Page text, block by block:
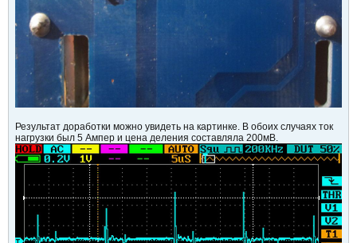
Результат доработки можно увидеть на картинке. В обоих случаях ток
нагрузки был 5 Ампер и цена деления составляла 200мВ.